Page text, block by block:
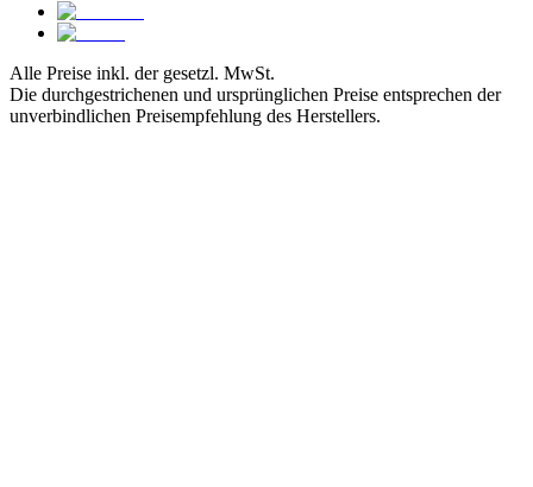
Alle Preise inkl. der gesetzl. MwSt.
Die durchgestrichenen und ursprünglichen Preise entsprechen der
unverbindlichen Preisempfehlung des Herstellers.